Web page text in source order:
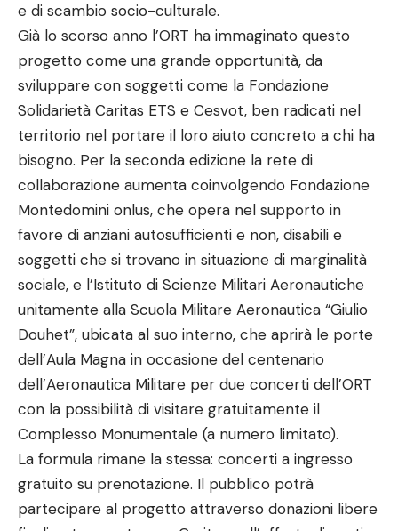
e di scambio socio-culturale.
Già lo scorso anno l’ORT ha immaginato questo
progetto come una grande opportunità, da
sviluppare con soggetti come la Fondazione
Solidarietà Caritas ETS e Cesvot, ben radicati nel
territorio nel portare il loro aiuto concreto a chi ha
bisogno. Per la seconda edizione la rete di
collaborazione aumenta coinvolgendo Fondazione
Montedomini onlus, che opera nel supporto in
favore di anziani autosufficienti e non, disabili e
soggetti che si trovano in situazione di marginalità
sociale, e l’Istituto di Scienze Militari Aeronautiche
unitamente alla Scuola Militare Aeronautica “Giulio
Douhet”, ubicata al suo interno, che aprirà le porte
dell’Aula Magna in occasione del centenario
dell’Aeronautica Militare per due concerti dell’ORT
con la possibilità di visitare gratuitamente il
Complesso Monumentale (a numero limitato).
La formula rimane la stessa: concerti a ingresso
gratuito su prenotazione. Il pubblico potrà
partecipare al progetto attraverso donazioni libere